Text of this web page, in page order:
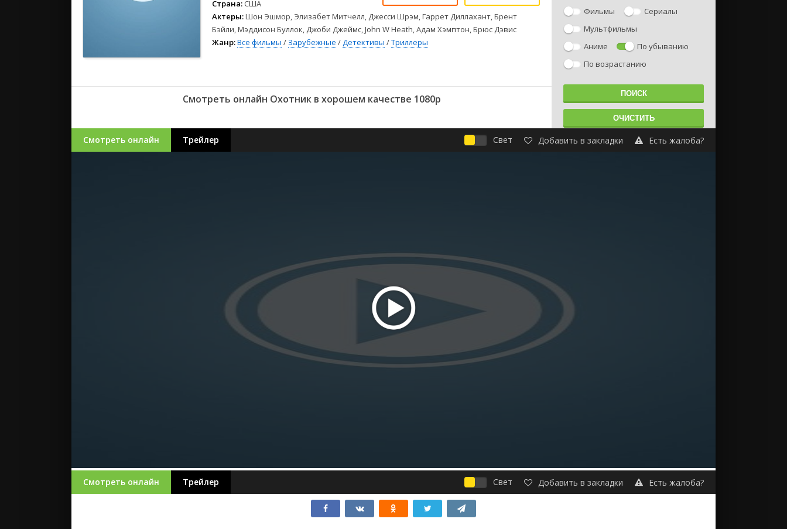
Зарубежные
Зарубежные
Фильмы из соцетей
Страна: США
Актеры:Шон Эшмор, Элизабет Митчелл, Джесси Шрэм, Гаррет Диллахант, Брент
Бэйли, Мэддисон Буллок, Джоби Джеймс, John W Heath, Адам Хэмптон, Брюс Дэвис
Жанр:Все фильмы / Зарубежные /Детективы /Триллеры
Смотреть онлайн Охотник в хорошем качестве 1080p
Фильмы
Сериалы
Мультфильмы
Аниме
По убыванию
По возрастанию
Смотреть онлайн Трейлер Свет Добавить в закладки Есть жалоба?
Смотреть онлайн Трейлер Свет Добавить в закладки Есть жалоба?